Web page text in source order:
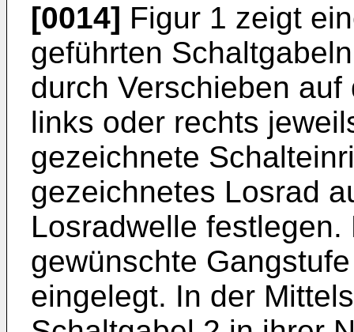
[0014] Figur 1 zeigt
geführten
durch Verschieben
links oder rechts
gezeichnete
gezeichnetes Losrad
Losradwelle
gewünschte
eingelegt. In der